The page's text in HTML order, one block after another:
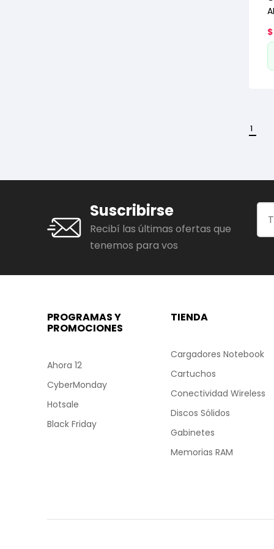
$
1
Suscribirse
Recibí las últimas ofertas que
tenemos para vos
PROGRAMAS Y
PROMOCIONES
Ahora 12
CyberMonday
Hotsale
Black Friday
TIENDA
Cargadores Notebook
Cartuchos
Conectividad Wireless
Discos Sólidos
Gabinetes
Memorias RAM